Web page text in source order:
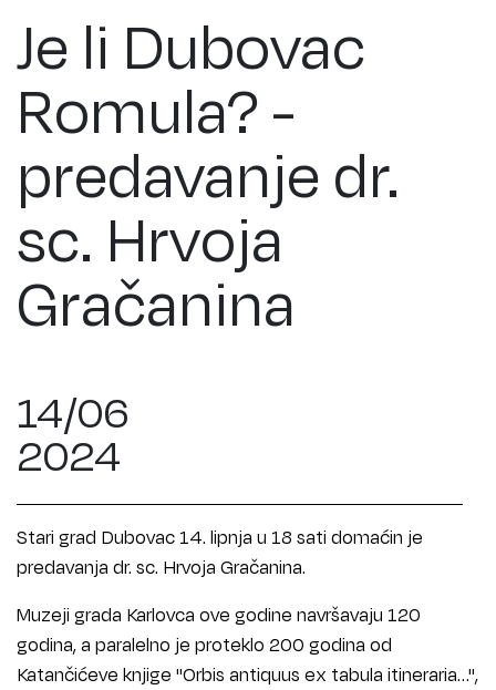
Je li Dubovac
Romula? -
predavanje dr.
sc. Hrvoja
Gračanina
14/06
2024
Stari grad Dubovac 14. lipnja u 18 sati domaćin je
predavanja dr. sc. Hrvoja Gračanina.
Muzeji grada Karlovca ove godine navršavaju 120
godina, a paralelno je proteklo 200 godina od
Katančićeve knjige "Orbis antiquus ex tabula itineraria…",